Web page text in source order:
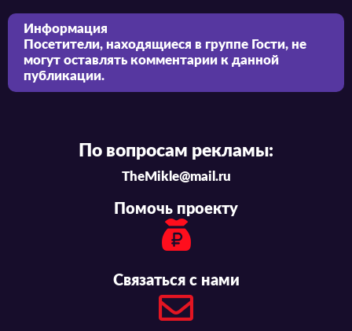
Информация
Посетители, находящиеся в группе Гости, не
могут оставлять комментарии к данной
публикации.
По вопросам рекламы:
TheMikle@mail.ru
Помочь проекту
Связаться с нами